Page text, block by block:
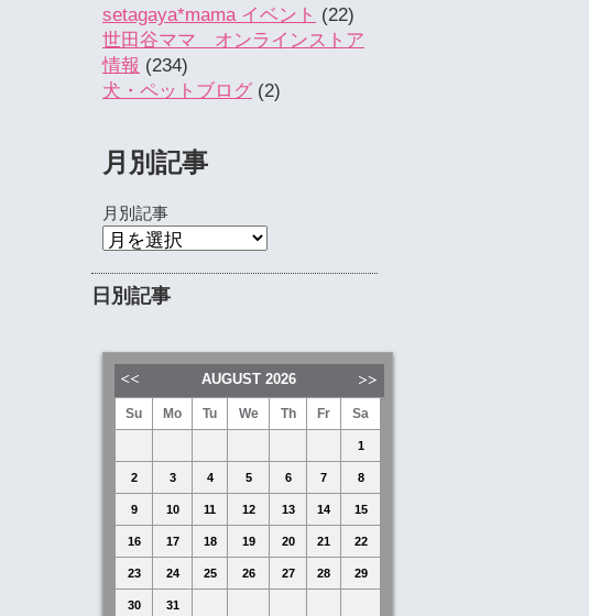
setagaya*mama イベント (22)
世田谷ママ オンラインストア
情報 (234)
犬・ペットブログ (2)
月別記事
月別記事
日別記事
AUGUST 2026
Su Mo Tu We Th Fr Sa
1
2 3 4 5 6 7 8
9 10 11 12 13 14 15
16 17 18 19 20 21 22
23 24 25 26 27 28 29
30 31